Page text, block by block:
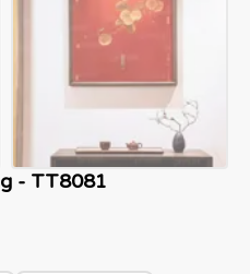
- TT8081